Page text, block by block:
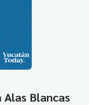
Alas Blancas